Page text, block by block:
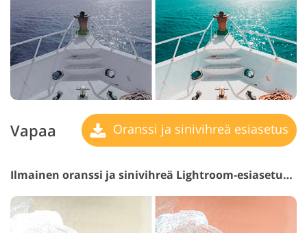
Vapaa Oranssi ja sinivihreä esiasetus
Ilmainen oranssi ja sinivihreä Lightroom-esiasetus #18 "Oscar"